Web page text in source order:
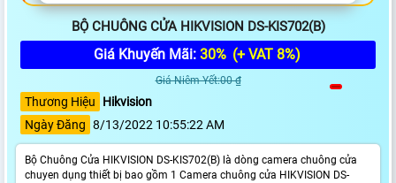
BỘ CHUÔNG CỬA HIKVISION DS-KIS702(B)
Giá Khuyến Mãi: 30% (+ VAT 8%)
Giá Niêm Yết:00 ₫
Thương Hiệu
Hikvision
Ngày Đăng 8/13/2022 10:55:22 AM
Bộ Chuông Cửa HIKVISION DS-KIS702(B) là dòng camera chuông cửa
chuyen dụng thiết bị bao gồm 1 Camera chuông cửa HIKVISION DS-